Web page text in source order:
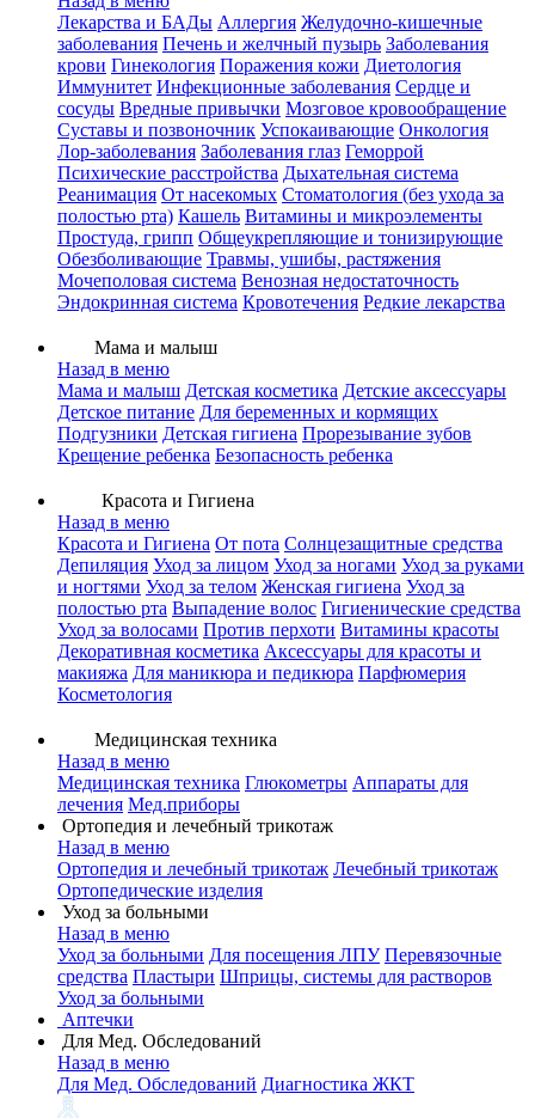
Лекарства и БАДы Аллергия Желудочно-кишечные
заболевания Печень и желчный пузырь Заболевания
крови Гинекология Поражения кожи Диетология
Иммунитет Инфекционные заболевания Сердце и
сосуды Вредные привычки Мозговое кровообращение
Суставы и позвоночник Успокаивающие Онкология
Лор-заболевания Заболевания глаз Геморрой
Психические расстройства Дыхательная система
Реанимация От насекомых Стоматология (без ухода за
полостью рта) Кашель Витамины и микроэлементы
Простуда, грипп Общеукрепляющие и тонизирующие
Обезболивающие Травмы, ушибы, растяжения
Мочеполовая система Венозная недостаточность
Эндокринная система Кровотечения Редкие лекарства
Мама и малыш
Назад в меню
Мама и малыш Детская косметика Детские аксессуары
Детское питание Для беременных и кормящих
Подгузники Детская гигиена Прорезывание зубов
Крещение ребенка Безопасность ребенка
Красота и Гигиена
Назад в меню
Красота и Гигиена От пота Солнцезащитные средства
Депиляция Уход за лицом Уход за ногами Уход за руками
и ногтями Уход за телом Женская гигиена Уход за
полостью рта Выпадение волос Гигиенические средства
Уход за волосами Против перхоти Витамины красоты
Декоративная косметика Аксессуары для красоты и
макияжа Для маникюра и педикюра Парфюмерия
Косметология
Медицинская техника
Назад в меню
Медицинская техника Глюкометры Аппараты для
лечения Мед.приборы
Ортопедия и лечебный трикотаж
Назад в меню
Ортопедия и лечебный трикотаж Лечебный трикотаж
Ортопедические изделия
Уход за больными
Назад в меню
Уход за больными Для посещения ЛПУ Перевязочные
средства Пластыри Шприцы, системы для растворов
Уход за больными
Аптечки
Для Мед. Обследований
Назад в меню
Для Мед. Обследований Диагностика ЖКТ